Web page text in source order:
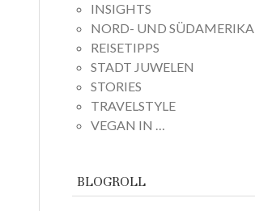
INSIGHTS
NORD- UND SÜDAMERIKA
REISETIPPS
STADT JUWELEN
STORIES
TRAVELSTYLE
VEGAN IN …
BLOGROLL